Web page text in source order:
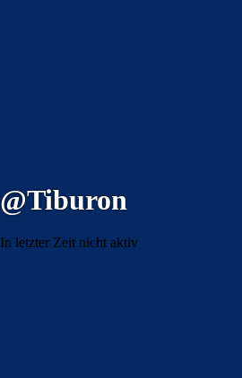
@Tiburon
In letzter Zeit nicht aktiv